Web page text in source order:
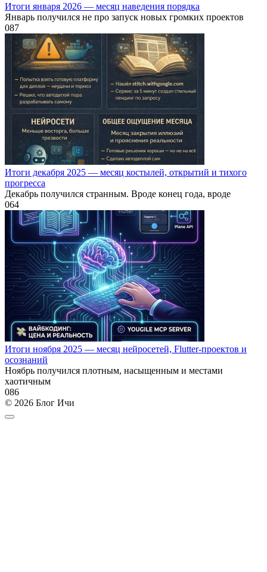
Итоги января 2026 — месяц наведения порядка
Январь получился не про запуск новых громких проектов
087
Итоги декабря 2025 — месяц костылей, открытий и тихого
прогресса
Декабрь получился странным. Вроде конец года, вроде
064
Итоги ноября 2025 — месяц нейросетей, Flutter-проектов и
осознаний
Ноябрь получился плотным, насыщенным и местами
хаотичным
086
© 2026 Блог Ичи